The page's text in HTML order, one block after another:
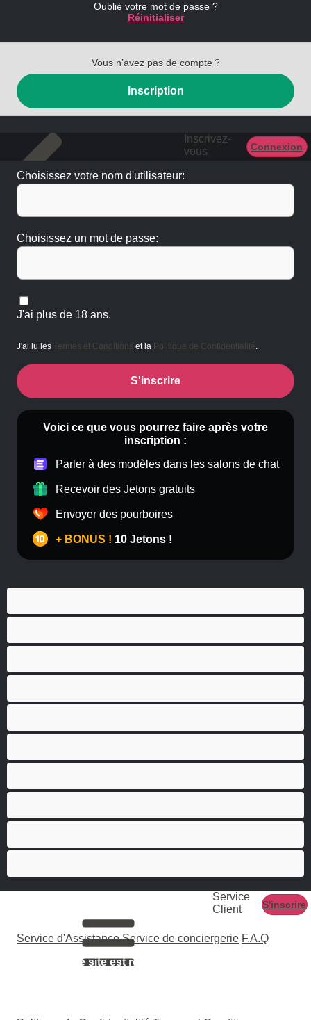
Oublié votre mot de passe ?
Réinitialiser
Vous n’avez pas de compte ?
Inscription
Inscrivez-
vous
Connexion
Choisissez votre nom d'utilisateur:
Choisissez un mot de passe:
J'ai plus de 18 ans.
J'ai lu les Termes et Conditions et la Politique de Confidentialité.
S'inscrire
Voici ce que vous pourrez faire après votre
inscription :
Parler à des modèles dans les salons de chat
Recevoir des Jetons gratuits
Envoyer des pourboires
+ BONUS ! 10 Jetons !
Service
Client
S'inscrire
Service d'Assistance Service de conciergerie F.A.Q
L'accès à ce site est réservé aux adultes âgés de 18